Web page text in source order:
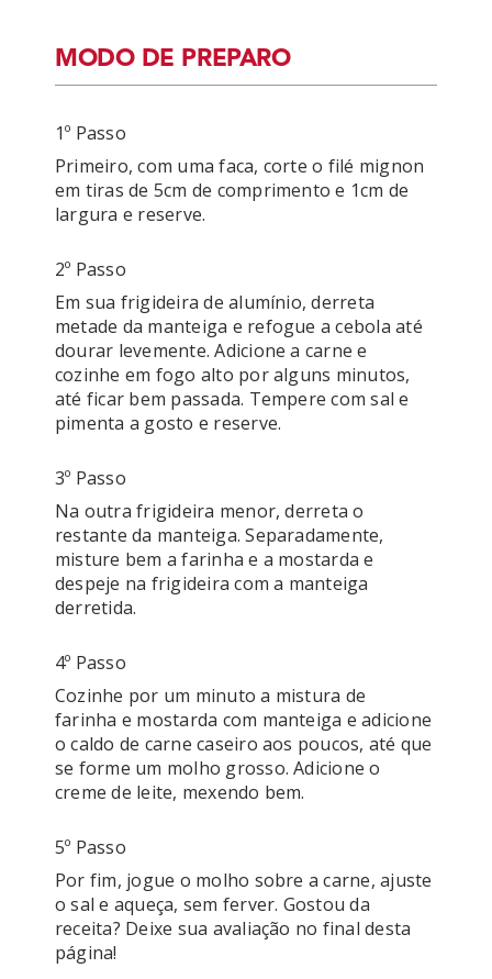
MODO DE PREPARO
1º Passo
Primeiro, com uma faca, corte o filé mignon
em tiras de 5cm de comprimento e 1cm de
2º Passo
Em sua frigideira de alumínio, derreta
metade da manteiga e refogue a cebola até
dourar levemente. Adicione a carne e
cozinhe em fogo alto por alguns minutos,
até ficar bem passada. Tempere com sal e
3º Passo
Na outra frigideira menor, derreta o
restante da manteiga. Separadamente,
misture bem a farinha e a mostarda e
despeje na frigideira com a manteiga
derretida.
4º Passo
Cozinhe por um minuto a mistura de
farinha e mostarda com manteiga e adicione
o caldo de carne caseiro aos poucos, até que
se forme um molho grosso. Adicione o
creme de leite, mexendo bem.
5º Passo
Por fim, jogue o molho sobre a carne, ajuste
o sal e aqueça, sem ferver. Gostou da
receita? Deixe sua avaliação no final desta
página!